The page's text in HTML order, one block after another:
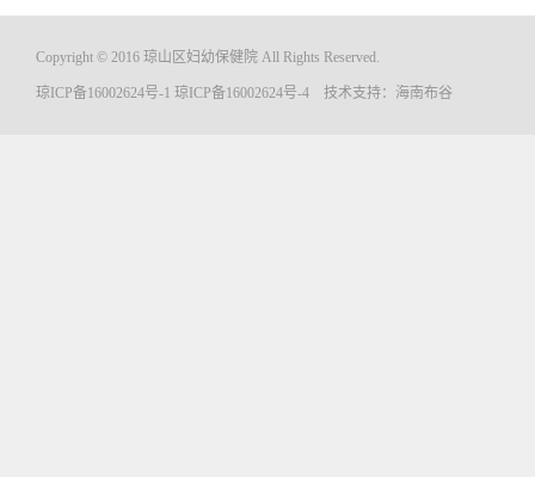
Copyright © 2016 琼山区妇幼保健院 All Rights Reserved.
琼ICP备16002624号-1 琼ICP备16002624号-4 技术支持： 海南布谷